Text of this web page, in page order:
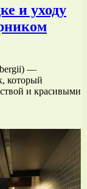
и уходу
—
который
и красивыми